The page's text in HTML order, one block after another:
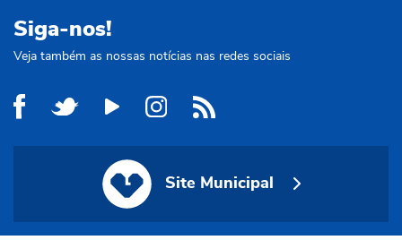
Siga-nos!
Veja também as nossas notícias nas redes sociais
Site Municipal